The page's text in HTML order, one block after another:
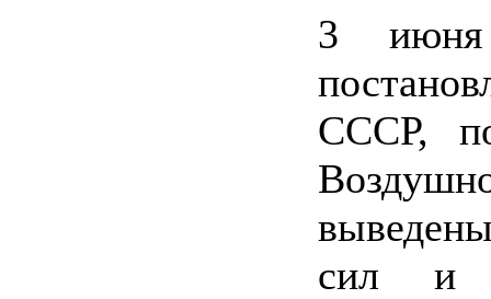
3 июня
СССР,
сил и